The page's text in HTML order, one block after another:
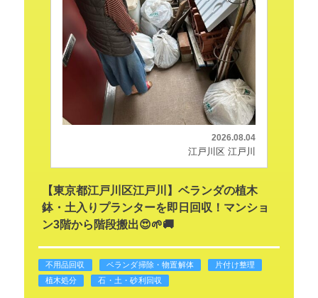
2026.08.04
江戸川区 江戸川
【東京都江戸川区江戸川】ベランダの植木
鉢・土入りプランターを即日回収！マンショ
ン3階から階段搬出😍🌱🚚
不用品回収 ベランダ掃除・物置解体
片付け整理
植木処分
石・土・砂利回収